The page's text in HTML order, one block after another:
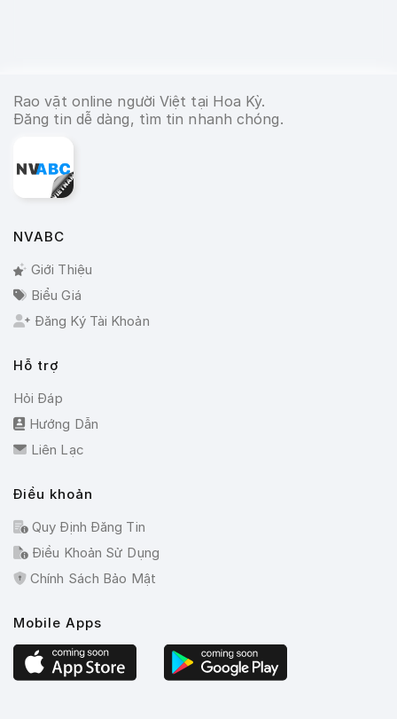
Rao vặt online người Việt tại Hoa Kỳ.
Đăng tin dễ dàng, tìm tin nhanh chóng.
NVABC
Giới Thiệu
Biểu Giá
Đăng Ký Tài Khoản
Hỗ trợ
Hỏi Đáp
Hướng Dẫn
Liên Lạc
Điều khoản
Quy Định Đăng Tin
Điều Khoản Sử Dụng
Chính Sách Bảo Mật
Mobile Apps